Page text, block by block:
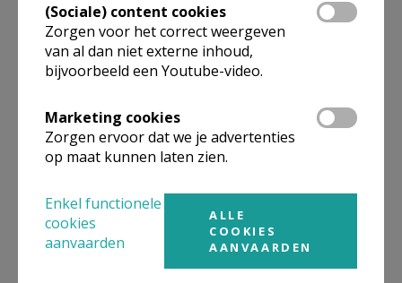
(Sociale) content cookies
Zorgen voor het correct weergeven
van al dan niet externe inhoud,
bijvoorbeeld een Youtube-video.
Marketing cookies
Zorgen ervoor dat we je advertenties
op maat kunnen laten zien.
Enkel functionele
cookies
aanvaarden
ALLE
COOKIES
AANVAARDEN